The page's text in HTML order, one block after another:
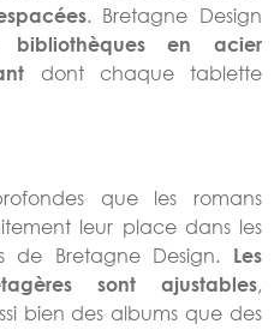
. Bretagne Design
bibliothèques en acier
dont chaque tablette
que les romans
leur place dans les
de Bretagne Design.
Les
sont ajustables,
bien des albums que des